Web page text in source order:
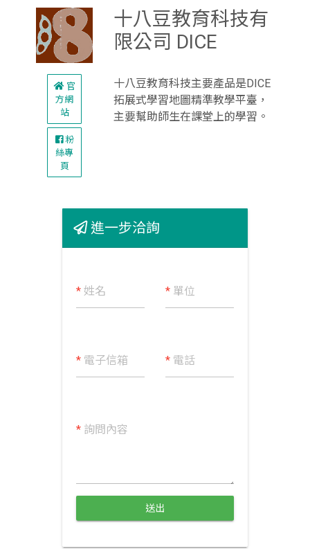
官
方網
站
粉
絲專
頁
十八豆教育科技有
限公司 DICE
十八豆教育科技主要產品是DICE
拓展式學習地圖精準教學平臺，
主要幫助師生在課堂上的學習。
進一步洽詢
*姓名 * 單位
*電子信箱 * 電話
*詢問內容
送出